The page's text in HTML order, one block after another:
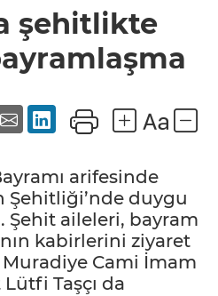
şehitlikte
arifesinde
Şehitliği’nde duygu
Şehit aileleri, bayram
kabirlerini ziyaret
Cami İmam
Taşçı da